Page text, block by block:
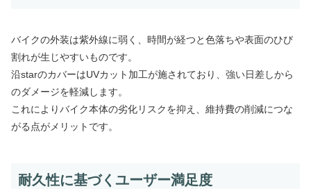
バイクの外装は紫外線に弱く、時間が経つと色落ちや表面のひび
割れが生じやすいものです。
沿starのカバーはUVカット加工が施されており、強い日差しから
のダメージを軽減します。
これによりバイク本体の劣化リスクを抑え、維持費の削減につな
がる点がメリットです。
耐久性に基づくユーザー満足度